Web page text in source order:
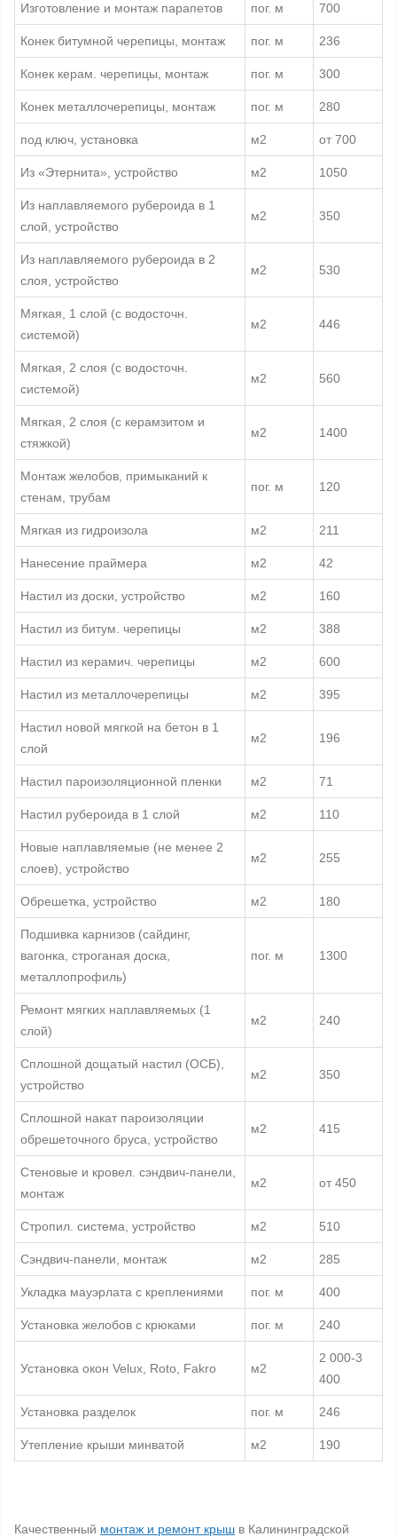
Изготовление и монтаж парапетов пог. м 700
Конек битумной черепицы, монтаж пог. м 236
Конек керам. черепицы, монтаж пог. м 300
Конек металлочерепицы, монтаж пог. м 280
под ключ, установка м2 от 700
Из «Этернита», устройство м2 1050
Из наплавляемого рубероида в 1
слой, устройство
м2 350
Из наплавляемого рубероида в 2
слоя, устройство
м2 530
Мягкая, 1 слой (с водосточн.
системой)
м2 446
Мягкая, 2 слоя (с водосточн.
системой)
м2 560
Мягкая, 2 слоя (с керамзитом и
стяжкой)
м2 1400
Монтаж желобов, примыканий к
стенам, трубам
пог. м 120
Мягкая из гидроизола м2 211
Нанесение праймера м2 42
Настил из доски, устройство м2 160
Настил из битум. черепицы м2 388
Настил из керамич. черепицы м2 600
Настил из металлочерепицы м2 395
Настил новой мягкой на бетон в 1
слой
м2 196
Настил пароизоляционной пленки м2 71
Настил рубероида в 1 слой м2 110
Новые наплавляемые (не менее 2
слоев), устройство
м2 255
Обрешетка, устройство м2 180
Подшивка карнизов (сайдинг,
вагонка, строганая доска,
металлопрофиль)
пог. м 1300
Ремонт мягких наплавляемых (1
слой)
м2 240
Сплошной дощатый настил (ОСБ),
устройство
м2 350
Сплошной накат пароизоляции
обрешеточного бруса, устройство
м2 415
Стеновые и кровел. сэндвич-панели,
монтаж
м2 от 450
Стропил. система, устройство м2 510
Сэндвич-панели, монтаж м2 285
Укладка мауэрлата с креплениями пог. м 400
Установка желобов с крюками пог. м 240
Установка окон Velux, Roto, Fakro м2
2 000-3
400
Установка разделок пог. м 246
Утепление крыши минватой м2 190
Качественный монтаж и ремонт крыш в Калининградской